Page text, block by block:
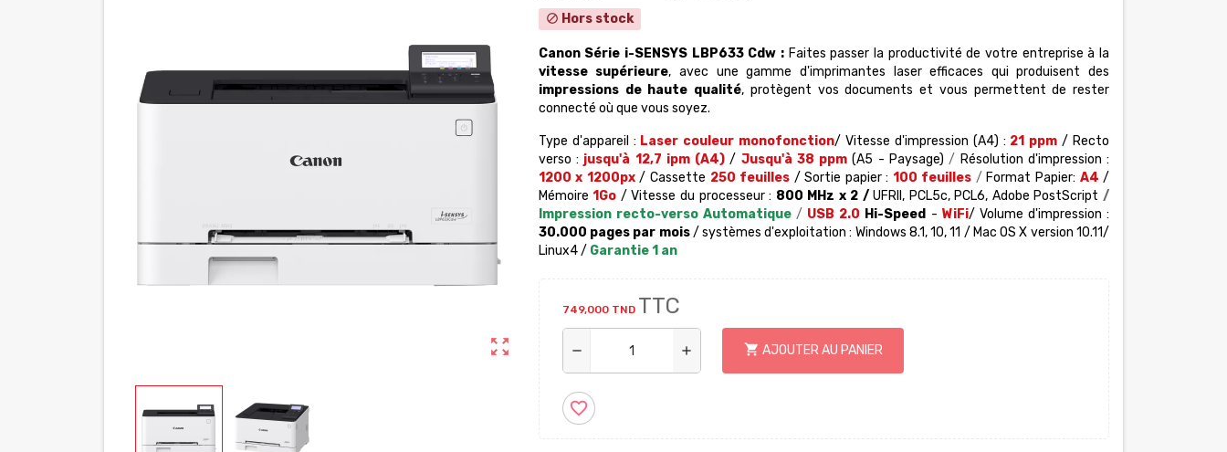
zoom_out_map
block Hors stock
Canon Série i-SENSYS LBP633 Cdw : Faites passer la productivité de votre entreprise à la
vitesse supérieure, avec une gamme d'imprimantes laser efficaces qui produisent des
impressions de haute qualité, protègent vos documents et vous permettent de rester
connecté où que vous soyez.
Type d'appareil : Laser couleur monofonction/ Vitesse d'impression (A4) : 21 ppm / Recto
verso : jusqu'à 12,7 ipm (A4) / Jusqu'à 38 ppm (A5 - Paysage)/ Résolution d'impression :
1200 x 1200px / Cassette 250 feuilles /Sortie papier : 100 feuilles / Format Papier: A4/
Mémoire 1Go / Vitesse du processeur : 800 MHz x 2 /UFRII, PCL5c, PCL6, Adobe PostScript /
Impression recto-verso Automatique / USB 2.0 Hi-Speed - WiFi/ Volume d'impression :
30.000 pages par mois/ systèmes d'exploitation : Windows 8.1, 10, 11 / Mac OS X version 10.11/
Linux4 / Garantie 1 an
749,000 TND TTC
remove add shopping_cart AJOUTER AU PANIER
favorite_border